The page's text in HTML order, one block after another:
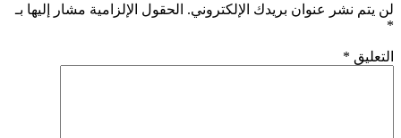
لن يتم نشر عنوان بريدك الإلكتروني. الحقول الإلزامية مشار إليها بـ
*
التعليق *